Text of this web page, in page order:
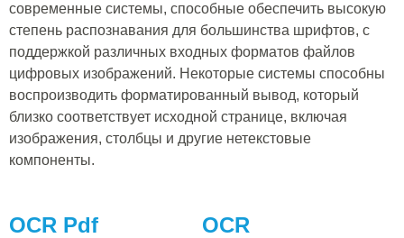
современные системы, способные обеспечить высокую
степень распознавания для большинства шрифтов, с
поддержкой различных входных форматов файлов
цифровых изображений. Некоторые системы способны
воспроизводить форматированный вывод, который
близко соответствует исходной странице, включая
изображения, столбцы и другие нетекстовые
компоненты.
OCR Pdf
OCR